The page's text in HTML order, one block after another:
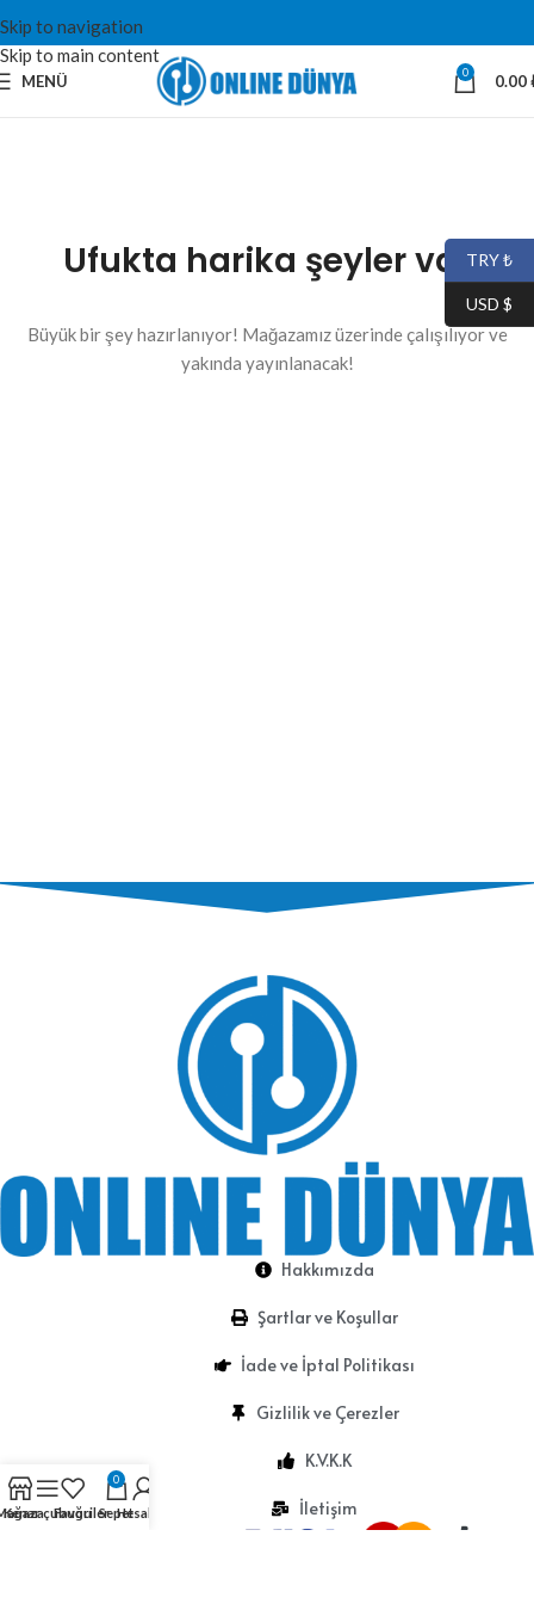
Skip to navigation
Skip to main content
MENÜ 0 0.00
Ufukta harika şeyler var
Büyük bir şey hazırlanıyor! Mağazamız üzerinde çalışılıyor ve
yakında yayınlanacak!
Hakkımızda
Şartlar ve Koşullar
İade ve İptal Politikası
Gizlilik ve Çerezler
K.V.K.K
İletişim
TRY ₺
USD $
Kenar çubuğu
Favoriler
0
SepetHesabım